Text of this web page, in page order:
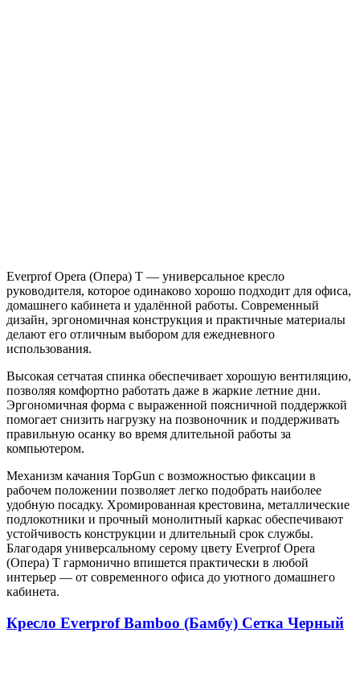
Everprof Opera (Опера) T — универсальное кресло
руководителя, которое одинаково хорошо подходит для офиса,
домашнего кабинета и удалённой работы. Современный
дизайн, эргономичная конструкция и практичные материалы
делают его отличным выбором для ежедневного
использования.
Высокая сетчатая спинка обеспечивает хорошую вентиляцию,
позволяя комфортно работать даже в жаркие летние дни.
Эргономичная форма с выраженной поясничной поддержкой
помогает снизить нагрузку на позвоночник и поддерживать
правильную осанку во время длительной работы за
компьютером.
Механизм качания TopGun с возможностью фиксации в
рабочем положении позволяет легко подобрать наиболее
удобную посадку. Хромированная крестовина, металлические
подлокотники и прочный монолитный каркас обеспечивают
устойчивость конструкции и длительный срок службы.
Благодаря универсальному серому цвету Everprof Opera
(Опера) T гармонично впишется практически в любой
интерьер — от современного офиса до уютного домашнего
кабинета.
Кресло Everprof Bamboo (Бамбу) Сетка Черный